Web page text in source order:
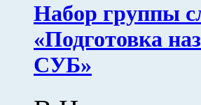
Набор группы
«Подготовка
СУБ»